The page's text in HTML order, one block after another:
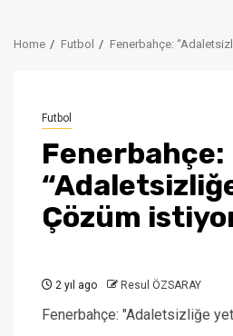
Home Futbol Fenerbahçe:
Futbol
Fenerbahçe:
Çözüm
2 yıl ago Resul ÖZSARAY
Fenerbahçe: "Adaletsizliğe